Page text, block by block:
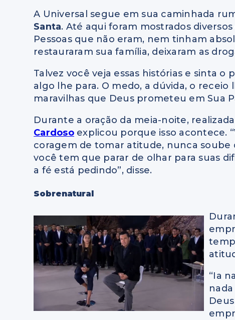
A Universal segue em sua caminhada
Santa. Até aqui foram mostrados
Pessoas que não eram, nem tinham
restauraram sua família, deixaram as
Talvez você veja essas histórias e sinta
algo lhe para. O medo, a dúvida, o
maravilhas que Deus prometeu em Sua
Durante a oração da meia-noite,
Cardosoexplicou porque isso acontece.
coragem de tomar atitude, nunca soube
você tem que parar de olhar para suas
a fé está pedindo”, disse.
Sobrenatural
“Ia